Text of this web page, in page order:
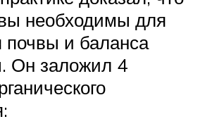
необходимы для
почвы и баланса
Он заложил 4